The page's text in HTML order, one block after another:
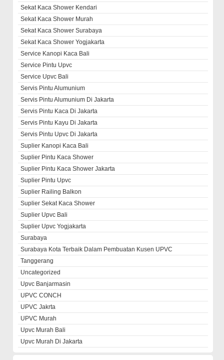
Sekat Kaca Shower Kendari
Sekat Kaca Shower Murah
Sekat Kaca Shower Surabaya
Sekat Kaca Shower Yogjakarta
Service Kanopi Kaca Bali
Service Pintu Upvc
Service Upvc Bali
Servis Pintu Alumunium
Servis Pintu Alumunium Di Jakarta
Servis Pintu Kaca Di Jakarta
Servis Pintu Kayu Di Jakarta
Servis Pintu Upvc Di Jakarta
Suplier Kanopi Kaca Bali
Suplier Pintu Kaca Shower
Suplier Pintu Kaca Shower Jakarta
Suplier Pintu Upvc
Suplier Railing Balkon
Suplier Sekat Kaca Shower
Suplier Upvc Bali
Suplier Upvc Yogjakarta
Surabaya
Surabaya Kota Terbaik Dalam Pembuatan Kusen UPVC
Tanggerang
Uncategorized
Upvc Banjarmasin
UPVC CONCH
UPVC Jakrta
UPVC Murah
Upvc Murah Bali
Upvc Murah Di Jakarta